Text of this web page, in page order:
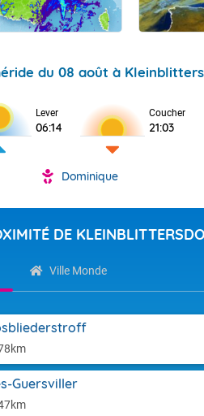
du 08 août à
Lever
06:14
Coucher
21:03
Dominique
DE
Ville Monde
Guersviller